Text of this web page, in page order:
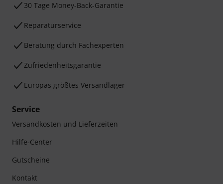
30 Tage Money-Back-Garantie
Reparaturservice
Beratung durch Fachexperten
Zufriedenheitsgarantie
Europas größtes Versandlager
Service
Versandkosten und Lieferzeiten
Hilfe-Center
Gutscheine
Kontakt